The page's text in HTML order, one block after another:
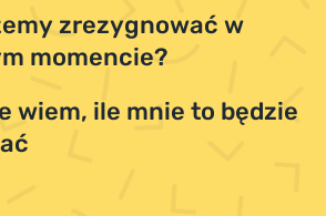
zrezygnować w
momencie?
wiem, ile mnie to będzie